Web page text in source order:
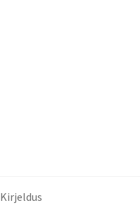
Kirjeldus